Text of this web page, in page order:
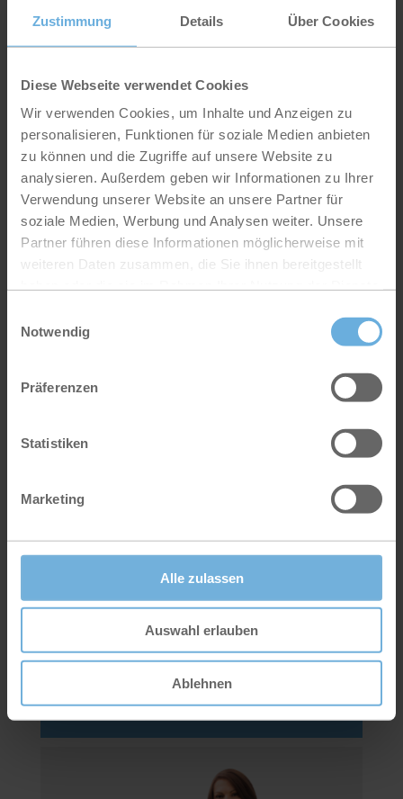
Zustimmung Details Über Cookies
Diese Webseite verwendet Cookies
Wir verwenden Cookies, um Inhalte und Anzeigen zu
personalisieren, Funktionen für soziale Medien anbieten
zu können und die Zugriffe auf unsere Website zu
analysieren. Außerdem geben wir Informationen zu Ihrer
Verwendung unserer Website an unsere Partner für
soziale Medien, Werbung und Analysen weiter. Unsere
Partner führen diese Informationen möglicherweise mit
weiteren Daten zusammen, die Sie ihnen bereitgestellt
Notwendig
Präferenzen
Statistiken
Marketing
Alle zulassen
Auswahl erlauben
Ablehnen
E-Mail
Irmgard Stahl
Buchhaltung / Backoffice
Telefon 07127 9999-132
irmgard.stahl@stahl-gruppe.com